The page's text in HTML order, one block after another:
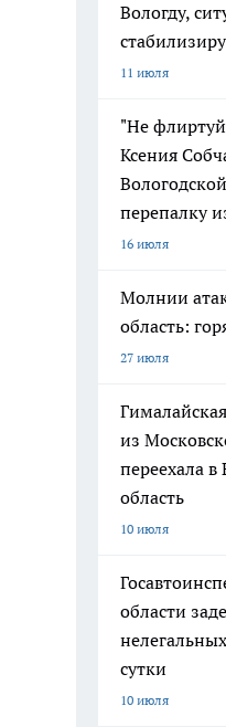
Вологду,
11 июля
"Не
Ксения
перепалку
16 июля
Молнии
область:
27 июля
из
переехала в
область
10 июля
области
сутки
10 июля